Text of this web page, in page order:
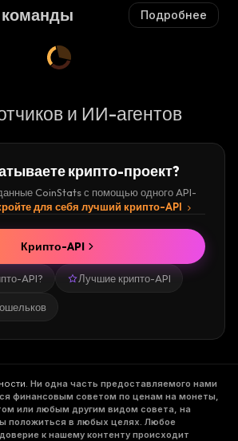
Подробнее
и ИИ-агентов
крипто-проект?
CoinStats с помощью одного API-
для себя лучший крипто-API
API? Лучшие крипто-API
Крипто-API
. Ни одна часть предоставляемого нами
финансовым советом по ценам на монеты,
или любым другим видом совета, на
положиться в любых целях. Любое
к нашему контенту происходит